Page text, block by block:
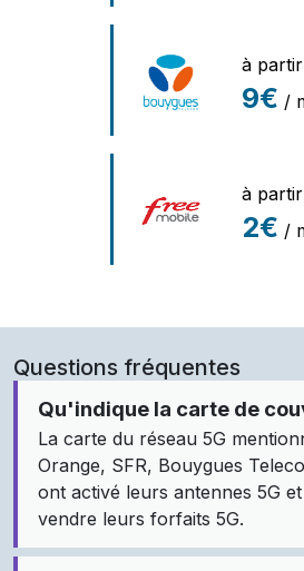
à
9€ /
à
2€ /
Questions fréquentes
Qu'indique la carte de
La carte du réseau 5G
Orange, SFR, Bouygues
ont activé leurs antennes 5G
vendre leurs forfaits 5G.